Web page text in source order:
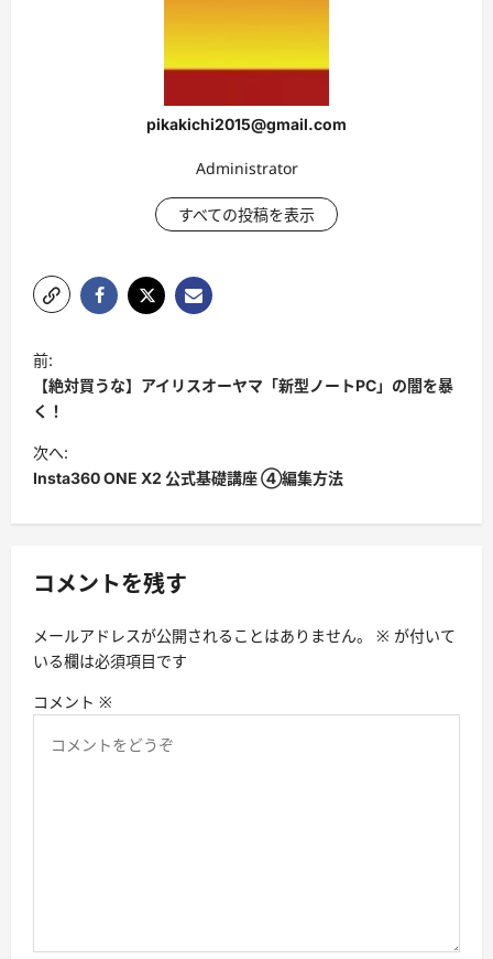
pikakichi2015@gmail.com
Administrator
すべての投稿を表示
投
稿
ナ
ビ
ゲ
ー
ョ
前:
【絶対買うな】アイリスオーヤマ「新型ノートPC」の闇を暴
く！
次へ:
Insta360 ONE X2 公式基礎講座 ④編集方法
コメントを残す
メールアドレスが公開されることはありません。 ※ が付いて
いる欄は必須項目です
コメント ※